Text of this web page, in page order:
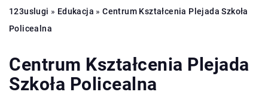
123uslugi » Edukacja »Centrum Kształcenia Plejada Szkoła
Policealna
Centrum Kształcenia Plejada
Szkoła Policealna